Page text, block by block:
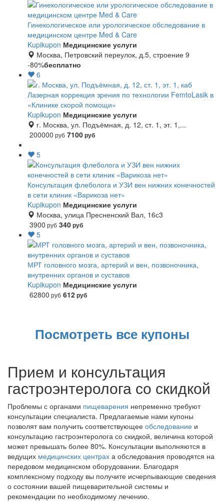
Гинекологическое или урологическое обследование в
медицинском центре Med & Care
Kupikupon Медицинские услуги
Москва, Петровский переулок, д.5, строение 9
-80%бесплатно
6
Лазерная коррекция зрения по технологии FemtoLasik в
«Клинике скорой помощи»
Kupikupon Медицинские услуги
г. Москва, ул. Подъёмная, д. 12, ст. 1, эт. 1,...
200000 руб 7100руб
5
Консультация флеболога и УЗИ вен нижних конечностей
в сети клиник «Варикоза нет»
Kupikupon Медицинские услуги
Москва, улица Пресненский Вал, 16с3
3900 руб 340руб
5
МРТ головного мозга, артерий и вен, позвоночника,
внутренних органов и суставов
Kupikupon Медицинские услуги
62800 руб 612руб
Посмотреть все купоны
Прием и консультация
гастроэнтеролога со скидкой
Проблемы с органами пищеварения непременно требуют
консультации специалиста. Предлагаемые нами купоны
позволят вам получить соответствующее обследование и
консультацию гастроэнтеролога со скидкой, величина которой
может превышать более 80%. Консультации выполняются в
ведущих медицинских центрах а обследования проводятся на
передовом медицинском оборудовании. Благодаря
комплексному подходу вы получите исчерпывающие сведения
о состоянии вашей пищеварительной системы и
рекомендации по необходимому лечению.